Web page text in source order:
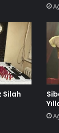
Silah